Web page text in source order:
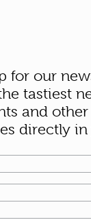
for our
tastiest
and
directly